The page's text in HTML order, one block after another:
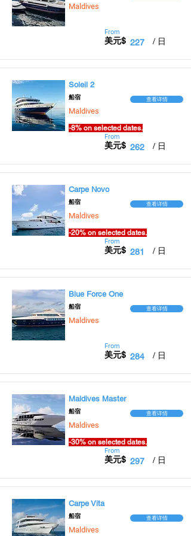
Maldives
From
美元$ 227 / 日
Soleil 2
​船宿
Maldives
查看详情
-8% on selected dates.
From
美元$ 262 / 日
Carpe Novo
​船宿
Maldives
查看详情
-20% on selected dates.
From
美元$ 281 / 日
Blue Force One
​船宿
Maldives
查看详情
From
美元$ 284 / 日
Maldives Master
​船宿
Maldives
查看详情
-30% on selected dates.
From
美元$ 297 / 日
Carpe Vita
​船宿
Maldives
查看详情